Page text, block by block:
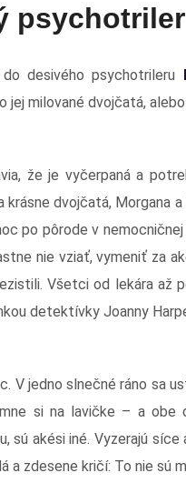
desivého psychotrileru
jej milované dvojčatá,
že je vyčerpaná a
krásne dvojčatá, Morgana
po pôrode v
nie vziať, vymeniť za
Všetci od lekára až
detektívky Joanny
V jedno slnečné ráno sa
si na lavičke – a obe
sú akési iné. Vyzerajú
a zdesene kričí: To nie sú